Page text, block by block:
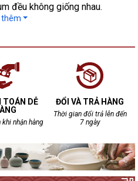
đều không giống nhau.
TOÁN DỄ
khi nhận hàng
ĐỔI VÀ TRẢ HÀNG
Thời gian đổi trả lên đến
7 ngày